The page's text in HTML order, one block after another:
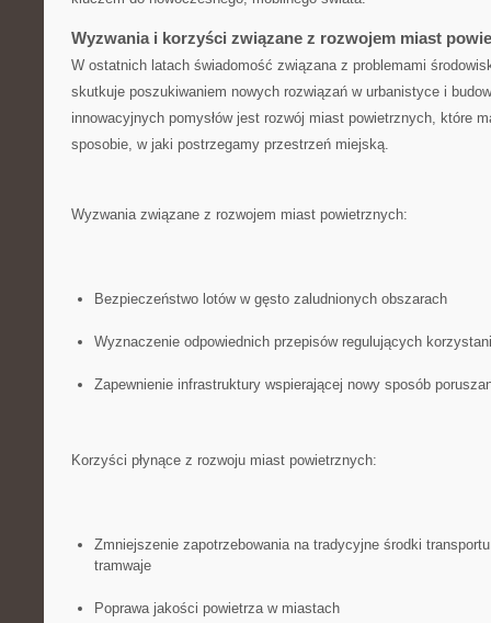
Wyzwania i korzyści związane z rozwojem miast
W ostatnich latach‌ świadomość związana z problemami
skutkuje poszukiwaniem nowych rozwiązań w⁤ urbanistyce i
innowacyjnych ‍pomysłów jest rozwój miast powietrznych, które
sposobie, w jaki postrzegamy przestrzeń miejską.
Wyzwania związane z rozwojem miast powietrznych:
Bezpieczeństwo⁢ lotów w‌ gęsto zaludnionych obszarach
Wyznaczenie odpowiednich przepisów regulujących
Zapewnienie infrastruktury wspierającej nowy sposób
Korzyści płynące z rozwoju miast powietrznych:
Zmniejszenie zapotrzebowania na tradycyjne środki
tramwaje
Poprawa ⁢jakości powietrza w miastach